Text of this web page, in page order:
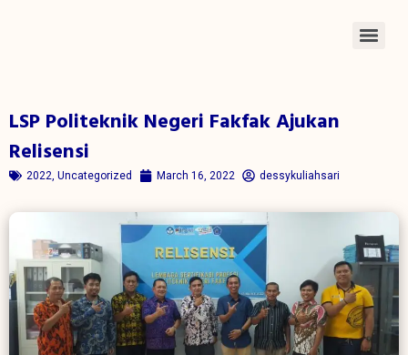
LSP Politeknik Negeri Fakfak Ajukan
Relisensi
2022, Uncategorized March 16, 2022 dessykuliahsari